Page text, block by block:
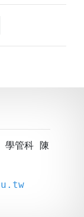
學管科 陳